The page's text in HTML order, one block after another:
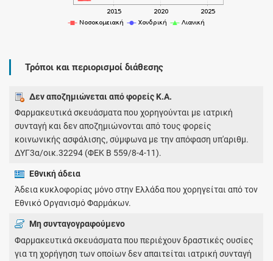
Τρόποι και περιορισμοί διάθεσης
Δεν αποζημιώνεται από φορείς Κ.Α.
Φαρμακευτικά σκευάσματα που χορηγούνται με ιατρική
συνταγή και δεν αποζημιώνονται από τους φορείς
κοινωνικής ασφάλισης, σύμφωνα με την απόφαση υπ'αριθμ.
ΔΥΓ3α/οικ.32294 (ΦΕΚ Β 559/8-4-11).
Εθνική άδεια
Άδεια κυκλοφορίας μόνο στην Ελλάδα που χορηγείται από τον
Εθνικό Οργανισμό Φαρμάκων.
Μη συνταγογραφούμενο
Φαρμακευτικά σκευάσματα που περιέχουν δραστικές ουσίες
για τη χορήγηση των οποίων δεν απαιτείται ιατρική συνταγή